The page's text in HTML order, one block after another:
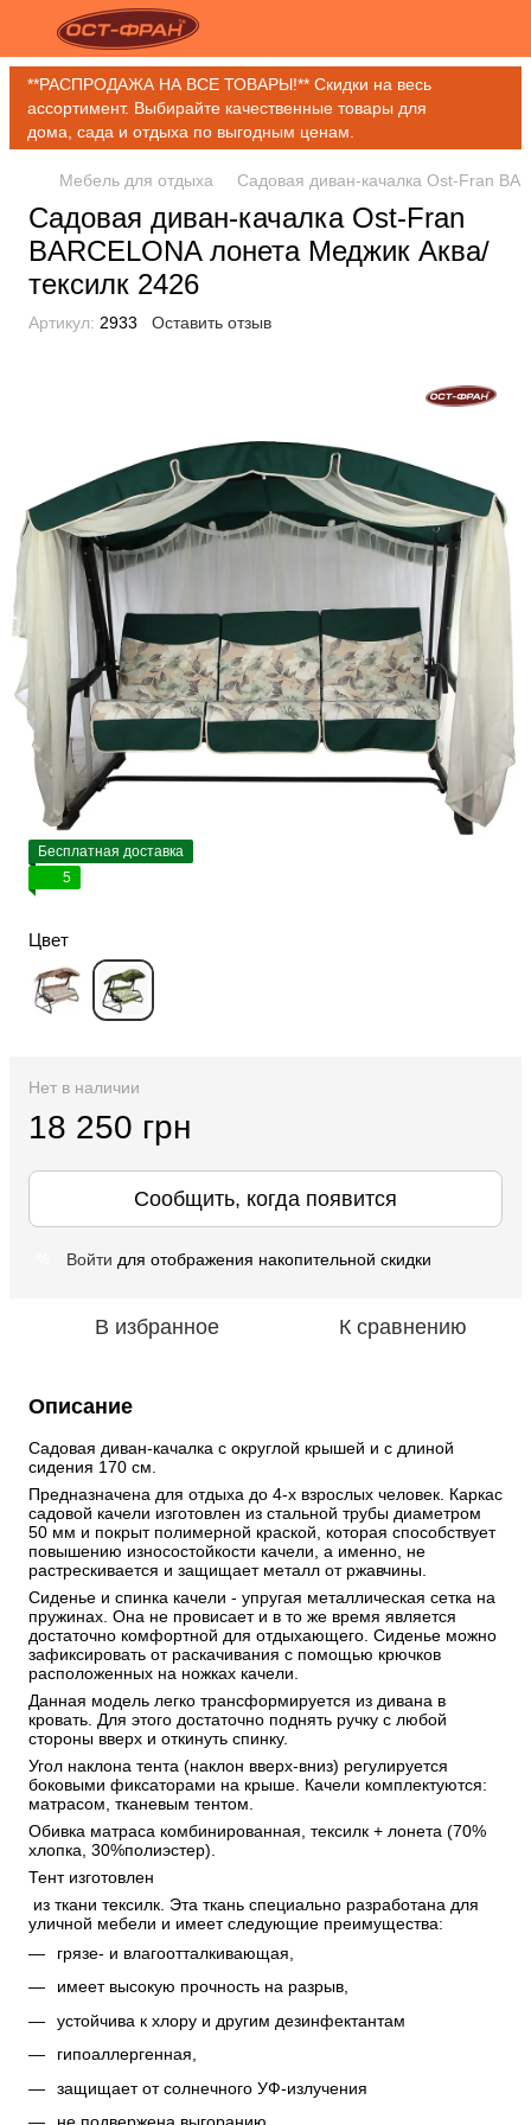
**РАСПРОДАЖА НА ВСЕ ТОВАРЫ!** Скидки на весь
ассортимент. Выбирайте качественные товары для
дома, сада и отдыха по выгодным ценам.
Мебель для отдыха Садовая диван-качалка Ost-Fran
Садовая диван-качалка Ost-Fran
BARCELONA лонета Меджик Аква/
тексилк 2426
Артикул: 2933 Оставить отзыв
Бесплатная доставка
5
Цвет
Нет в наличии
18 250 грн
Сообщить, когда появится
Войти для отображения накопительной скидки
В избранное К сравнению
Описание
Садовая диван-качалка с округлой крышей и с длиной
сидения 170 см.
Предназначена для отдыха до 4-х взрослых человек. Каркас
садовой качели изготовлен из стальной трубы диаметром
50 мм и покрыт полимерной краской, которая способствует
повышению износостойкости качели, а именно, не
растрескивается и защищает металл от ржавчины.
Сиденье и спинка качели - упругая металлическая сетка на
пружинах. Она не провисает и в то же время является
достаточно комфортной для отдыхающего. Сиденье можно
зафиксировать от раскачивания с помощью крючков
расположенных на ножках качели.
Данная модель легко трансформируется из дивана в
кровать. Для этого достаточно поднять ручку с любой
стороны вверх и откинуть спинку.
Угол наклона тента (наклон вверх-вниз) регулируется
боковыми фиксаторами на крыше. Качели комплектуются:
матрасом, тканевым тентом.
Обивка матраса комбинированная, тексилк + лонета (70%
хлопка, 30%полиэстер).
Тент изготовлен
уличной мебели и имеет следующие преимущества:
грязе- и влагоотталкивающая,
имеет высокую прочность на разрыв,
устойчива к хлору и другим дезинфектантам
гипоаллергенная,
защищает от солнечного УФ-излучения